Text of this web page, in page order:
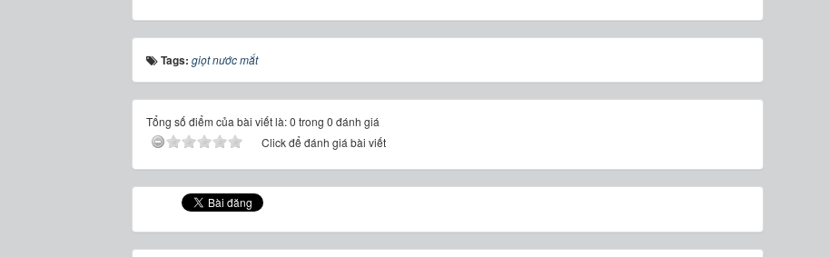
Tags:giọt nước mắt
Tổng số điểm của bài viết là: 0 trong 0 đánh giá
Click để đánh giá bài viết